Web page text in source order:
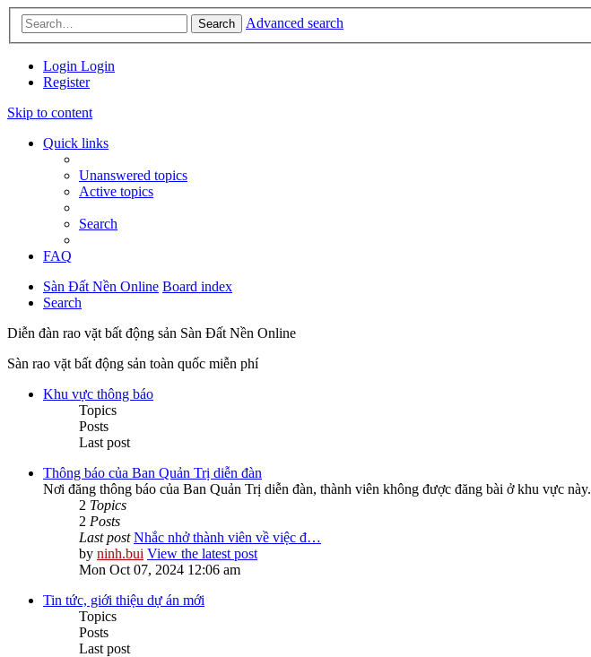
Search Advanced search
Login Login
Register
Skip to content
Quick links
Unanswered topics
Active topics
Search
FAQ
Sàn Đất Nền Online Board index
Search
Diễn đàn rao vặt bất động sản Sàn Đất Nền Online
Sàn rao vặt bất động sản toàn quốc miễn phí
Khu vực thông báo
Topics
Posts
Last post
Thông báo của Ban Quản Trị diễn đàn
Nơi đăng thông báo của Ban Quản Trị diễn đàn, thành viên không được đăng bài ở khu vực này.
2 Topics
2 Posts
Last post Nhắc nhở thành viên về việc đ…
by ninh.bui View the latest post
Mon Oct 07, 2024 12:06 am
Tin tức, giới thiệu dự án mới
Topics
Posts
Last post